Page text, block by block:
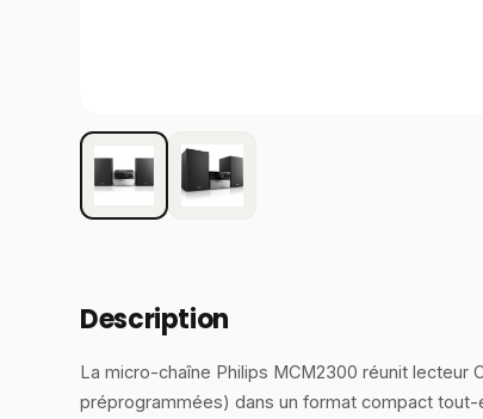
Description
La micro-chaîne Philips MCM2300 réunit lecteur
préprogrammées) dans un format compact